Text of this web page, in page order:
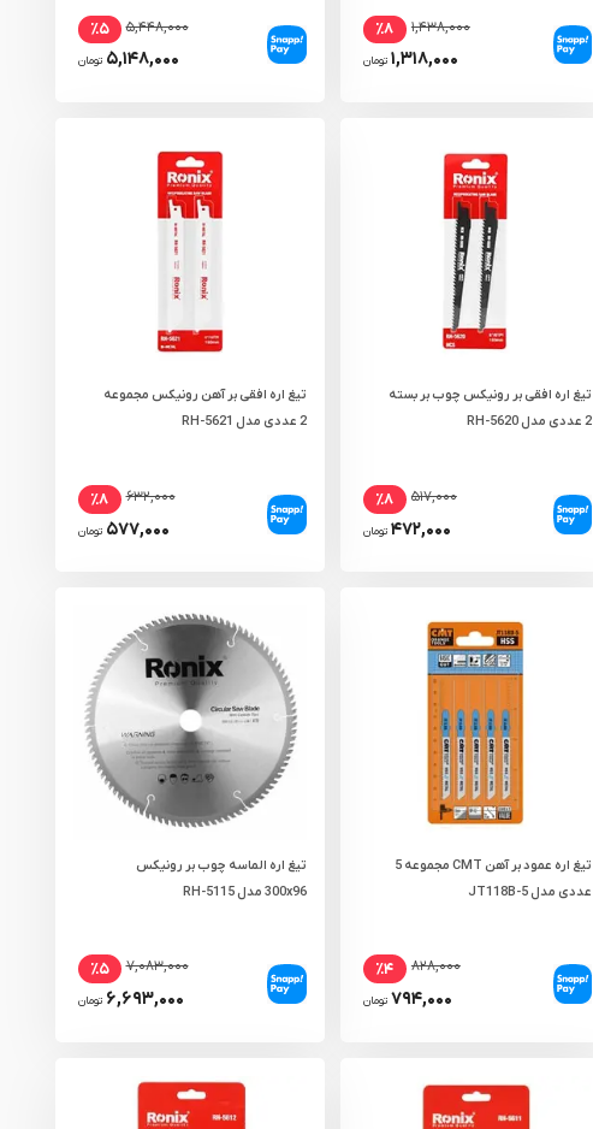
۱,۴۳۸,۰۰۰ ٪۸
۱,۳۱۸,۰۰۰ تومان
۵,۴۴۸,۰۰۰ ٪۵
۵,۱۴۸,۰۰۰ تومان
تیغ اره افقی بر رونیکس چوب بر بسته
2 عددی مدل RH-5620
۵۱۷,۰۰۰ ٪۸
۴۷۲,۰۰۰ تومان
تیغ اره افقی بر آهن رونیکس مجموعه
2 عددی مدل RH-5621
۶۳۲,۰۰۰ ٪۸
۵۷۷,۰۰۰ تومان
تیغ اره عمود بر آهن CMT مجموعه 5
عددی مدل JT118B-5
۸۲۸,۰۰۰ ٪۴
۷۹۴,۰۰۰ تومان
تیغ اره الماسه چوب بر رونیکس
300x96 مدل RH-5115
۷,۰۸۳,۰۰۰ ٪۵
۶,۶۹۳,۰۰۰ تومان